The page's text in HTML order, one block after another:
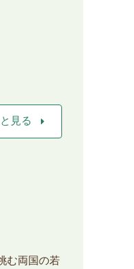
見る arrow_right
む両国の若